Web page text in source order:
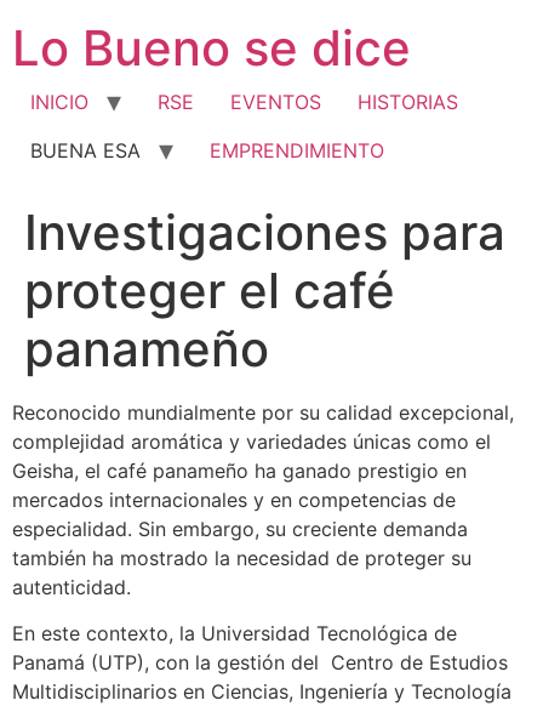
contenido
Lo Bueno se dice
INICIO RSE EVENTOS
HISTORIAS
BUENA ESA
EMPRENDIMIENTO
Investigaciones para
proteger el café
panameño
Reconocido mundialmente por su calidad excepcional,
complejidad aromática y variedades únicas como el
Geisha, el café panameño ha ganado prestigio en
mercados internacionales y en competencias de
especialidad. Sin embargo, su creciente demanda
también ha mostrado la necesidad de proteger su
autenticidad.
En este contexto, la Universidad Tecnológica de
Panamá (UTP), con la gestión del Centro de Estudios
Multidisciplinarios en Ciencias, Ingeniería y Tecnología